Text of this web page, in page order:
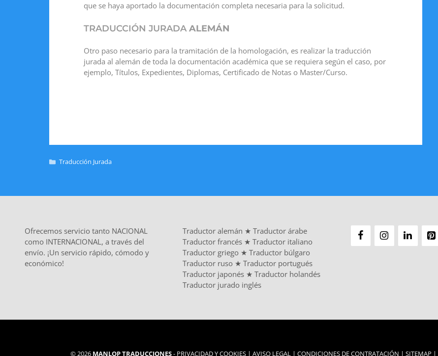
que se haya aportado la documentación completa necesaria para la solicitud.
TRADUCCIÓN JURADAALEMÁN
Otro paso necesario para la tramitación de la homologación, es realizar la traducción
jurada al alemán de toda la documentación académica que se requiera según el caso, por
ejemplo, Títulos, Expedientes, Diplomas, Certificado de Notas o Master/Curso.
Traducción Jurada
Ofrecemos servicio tanto NACIONAL
como INTERNACIONAL, a través del
envío. ¡Un servicio rápido, cómodo y
económico!
Traductor alemán ★ Traductor árabe
Traductor francés ★ Traductor italiano
Traductor griego ★ Traductor búlgaro
Traductor ruso ★ Traductor portugués
Traductor japonés ★ Traductor holandés
Traductor jurado inglés
© 2026 MANLOP TRADUCCIONES- PRIVACIDAD Y COOKIES| AVISO LEGAL| CONDICIONES DE CONTRATACIÓN | SITEMAP |